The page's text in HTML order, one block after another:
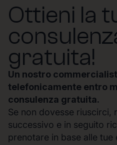
Ottieni la
gratuita!
Un nostro
telefonicamente entro
consulenza gratuita.
Se non dovesse riuscirci,
successivo e in seguito
prenotare in base alle tue